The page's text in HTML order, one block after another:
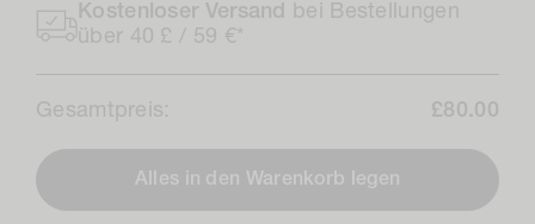
Kostenloser Versand bei Bestellungen
über 40 £ / 59 €*
Gesamtpreis: £80.00
Alles in den Warenkorb legen